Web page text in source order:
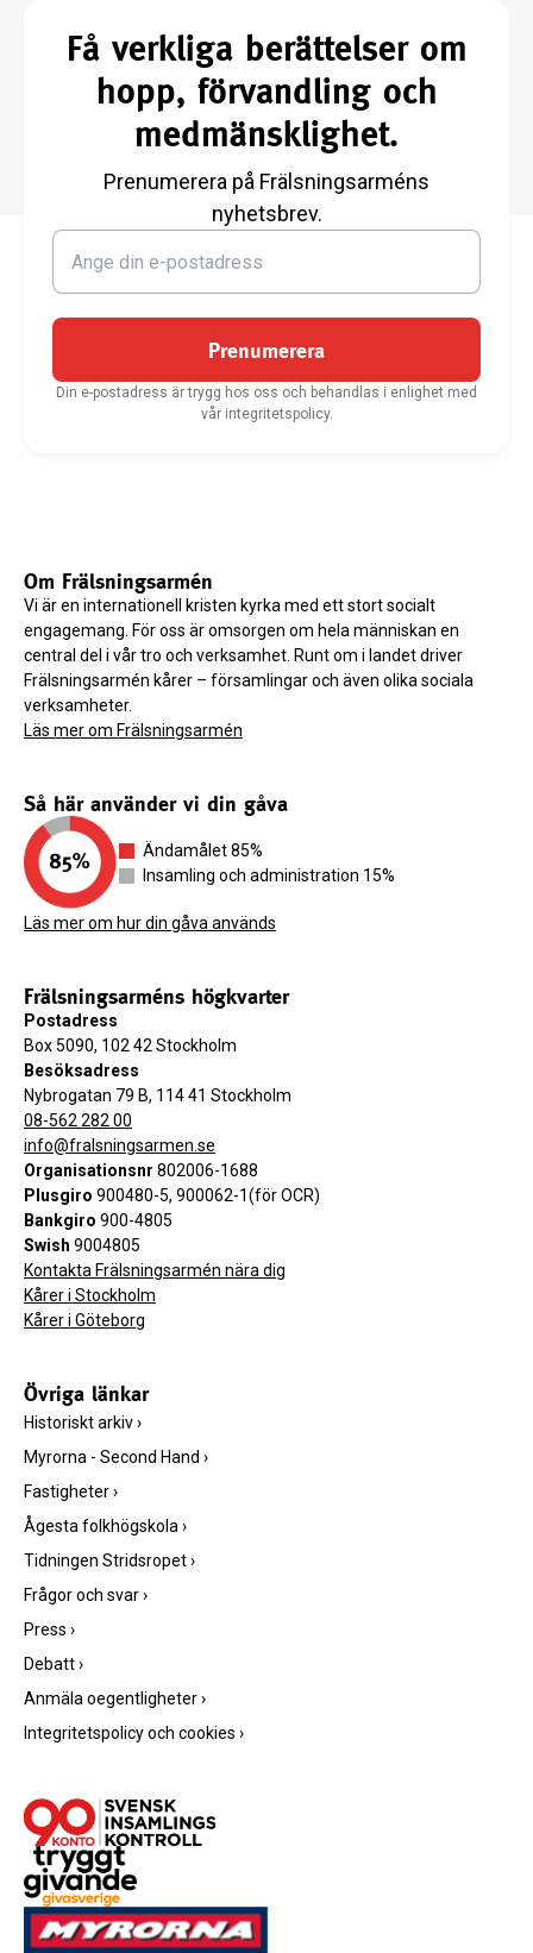
Få verkliga berättelser om
hopp, förvandling och
medmänsklighet.
Prenumerera på Frälsningsarméns
nyhetsbrev.
Prenumerera
Din e-postadress är trygg hos oss och behandlas i enlighet med
vår integritetspolicy.
Om Frälsningsarmén
Vi är en internationell kristen kyrka med ett stort socialt
engagemang. För oss är omsorgen om hela människan en
central del i vår tro och verksamhet. Runt om i landet driver
Frälsningsarmén kårer – församlingar och även olika sociala
verksamheter.
Läs mer om Frälsningsarmén
Så här använder vi din gåva
Ändamålet 85%
Insamling och administration 15%
Läs mer om hur din gåva används
Frälsningsarméns högkvarter
Postadress
Box 5090, 102 42 Stockholm
Besöksadress
Nybrogatan 79 B, 114 41 Stockholm
08-562 282 00
info@fralsningsarmen.se
Organisationsnr 802006-1688
Plusgiro 900480-5, 900062-1(för OCR)
Bankgiro 900-4805
Swish 9004805
Kontakta Frälsningsarmén nära dig
Kårer i Stockholm
Kårer i Göteborg
Övriga länkar
Historiskt arkiv›
Myrorna - Second Hand ›
Fastigheter›
Ågesta folkhögskola›
Tidningen Stridsropet›
Frågor och svar›
Press ›
Debatt›
Anmäla oegentligheter›
Integritetspolicy och cookies ›